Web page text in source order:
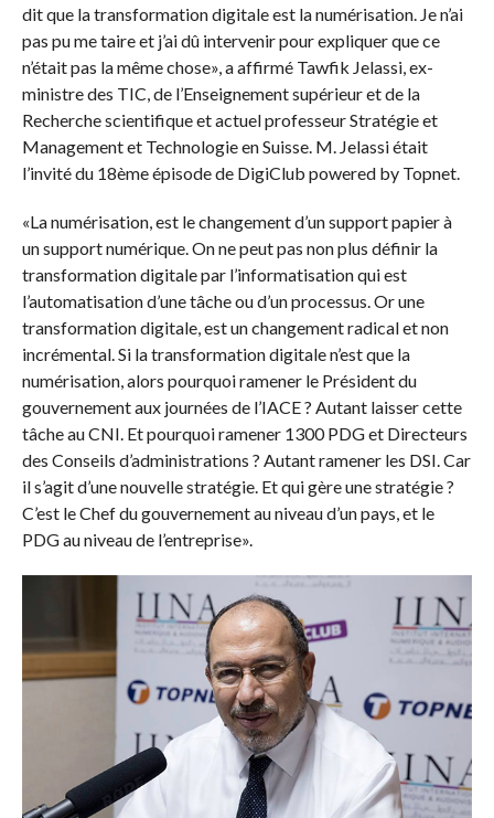
dit que la transformation digitale est la numérisation. Je n’ai
pas pu me taire et j’ai dû intervenir pour expliquer que ce
n’était pas la même chose», a affirmé Tawfik Jelassi, ex-
ministre des TIC, de l’Enseignement supérieur et de la
Recherche scientifique et actuel professeur Stratégie et
Management et Technologie en Suisse. M. Jelassi était
l’invité du 18ème épisode de DigiClub powered by Topnet.
«La numérisation, est le changement d’un support papier à
un support numérique. On ne peut pas non plus définir la
transformation digitale par l’informatisation qui est
l’automatisation d’une tâche ou d’un processus. Or une
transformation digitale, est un changement radical et non
incrémental. Si la transformation digitale n’est que la
numérisation, alors pourquoi ramener le Président du
gouvernement aux journées de l’IACE ? Autant laisser cette
tâche au CNI. Et pourquoi ramener 1300 PDG et Directeurs
des Conseils d’administrations ? Autant ramener les DSI. Car
il s’agit d’une nouvelle stratégie. Et qui gère une stratégie ?
C’est le Chef du gouvernement au niveau d’un pays, et le
PDG au niveau de l’entreprise».